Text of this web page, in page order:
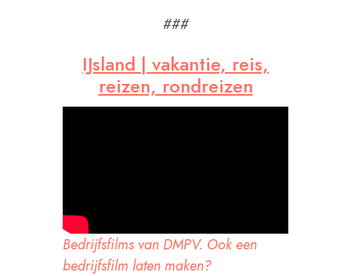
###
IJsland | vakantie, reis,
reizen, rondreizen
Bedrijfsfilms van DMPV. Ook een
bedrijfsfilm laten maken?